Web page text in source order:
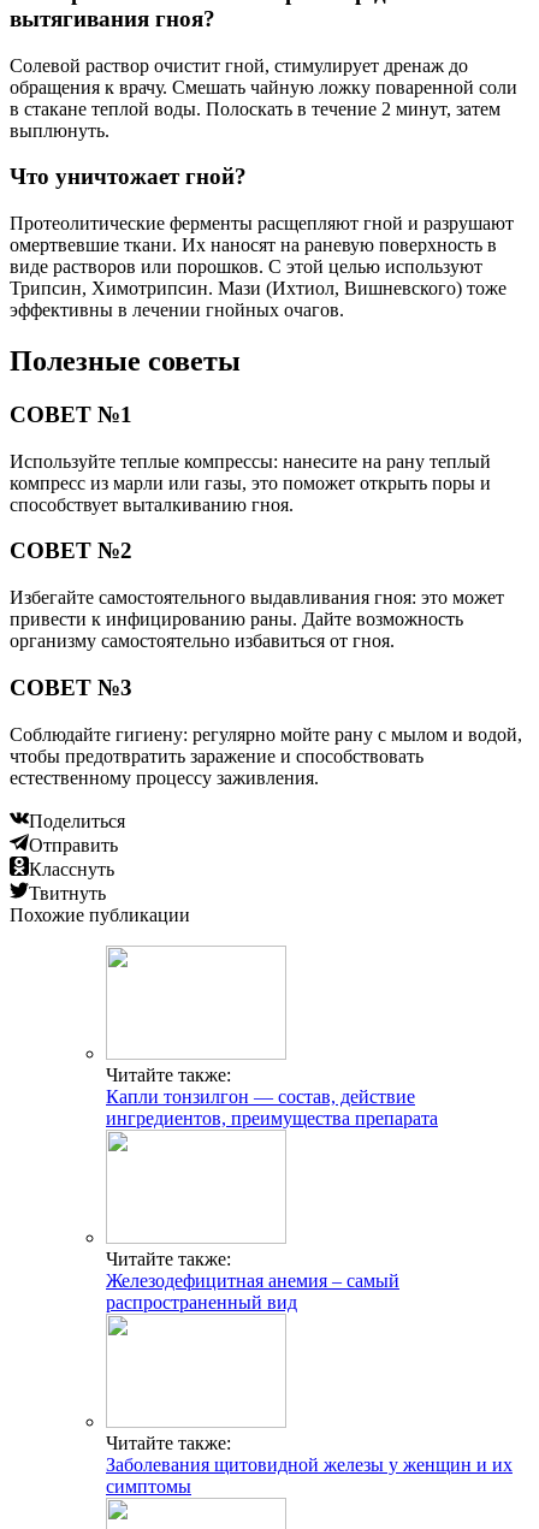
вытягивания гноя?
Солевой раствор очистит гной, стимулирует дренаж до
обращения к врачу. Смешать чайную ложку поваренной соли
в стакане теплой воды. Полоскать в течение 2 минут, затем
выплюнуть.
Что уничтожает гной?
Протеолитические ферменты расщепляют гной и разрушают
омертвевшие ткани. Их наносят на раневую поверхность в
виде растворов или порошков. С этой целью используют
Трипсин, Химотрипсин. Мази (Ихтиол, Вишневского) тоже
эффективны в лечении гнойных очагов.
Полезные советы
СОВЕТ №1
Используйте теплые компрессы: нанесите на рану теплый
компресс из марли или газы, это поможет открыть поры и
способствует выталкиванию гноя.
СОВЕТ №2
Избегайте самостоятельного выдавливания гноя: это может
привести к инфицированию раны. Дайте возможность
организму самостоятельно избавиться от гноя.
СОВЕТ №3
Соблюдайте гигиену: регулярно мойте рану с мылом и водой,
чтобы предотвратить заражение и способствовать
естественному процессу заживления.
Поделиться
Отправить
Класснуть
Твитнуть
Похожие публикации
Читайте также:
Капли тонзилгон — состав, действие
ингредиентов, преимущества препарата
Читайте также:
Железодефицитная анемия – самый
распространенный вид
Читайте также:
Заболевания щитовидной железы у женщин и их
симптомы